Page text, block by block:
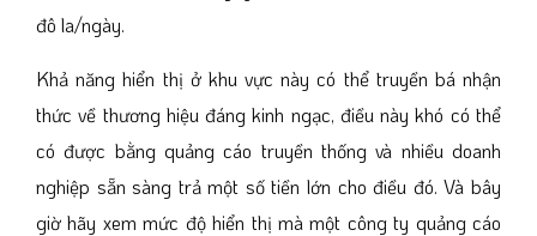
đô la/ngày.
Khả năng hiển thị ở khu vực này có thể truyền bá nhận
thức về thương hiệu đáng kinh ngạc, điều này khó có thể
có được bằng quảng cáo truyền thống và nhiều doanh
nghiệp sẵn sàng trả một số tiền lớn cho điều đó. Và bây
giờ hãy xem mức độ hiển thị mà một công ty quảng cáo